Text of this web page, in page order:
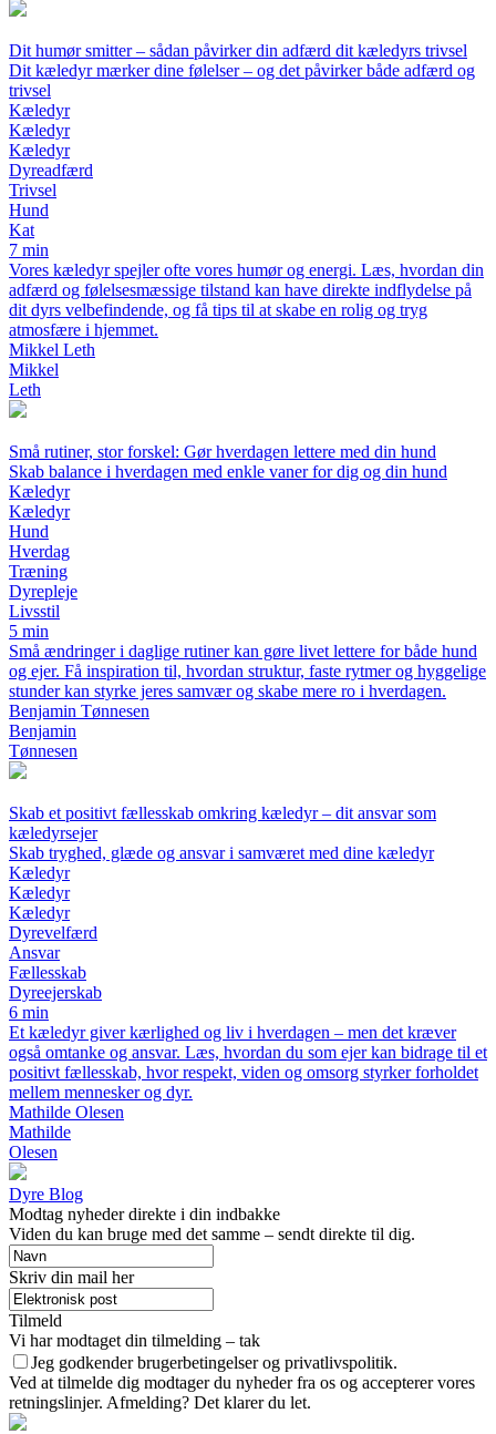
Dit humør smitter – sådan påvirker din adfærd dit kæledyrs trivsel
Dit kæledyr mærker dine følelser – og det påvirker både adfærd og
trivsel
Kæledyr
Kæledyr
Kæledyr
Dyreadfærd
Trivsel
Hund
Kat
7 min
Vores kæledyr spejler ofte vores humør og energi. Læs, hvordan din
adfærd og følelsesmæssige tilstand kan have direkte indflydelse på
dit dyrs velbefindende, og få tips til at skabe en rolig og tryg
atmosfære i hjemmet.
Mikkel Leth
Mikkel
Leth
Små rutiner, stor forskel: Gør hverdagen lettere med din hund
Skab balance i hverdagen med enkle vaner for dig og din hund
Kæledyr
Kæledyr
Hund
Hverdag
Træning
Dyrepleje
Livsstil
5 min
Små ændringer i daglige rutiner kan gøre livet lettere for både hund
og ejer. Få inspiration til, hvordan struktur, faste rytmer og hyggelige
stunder kan styrke jeres samvær og skabe mere ro i hverdagen.
Benjamin Tønnesen
Benjamin
Tønnesen
Skab et positivt fællesskab omkring kæledyr – dit ansvar som
kæledyrsejer
Skab tryghed, glæde og ansvar i samværet med dine kæledyr
Kæledyr
Kæledyr
Kæledyr
Dyrevelfærd
Ansvar
Fællesskab
Dyreejerskab
6 min
Et kæledyr giver kærlighed og liv i hverdagen – men det kræver
også omtanke og ansvar. Læs, hvordan du som ejer kan bidrage til et
positivt fællesskab, hvor respekt, viden og omsorg styrker forholdet
mellem mennesker og dyr.
Mathilde Olesen
Mathilde
Olesen
Dyre Blog
Modtag nyheder direkte i din indbakke
Viden du kan bruge med det samme – sendt direkte til dig.
Skriv din mail her
Tilmeld
Vi har modtaget din tilmelding – tak
Jeg godkender brugerbetingelser og privatlivspolitik.
Ved at tilmelde dig modtager du nyheder fra os og accepterer vores
retningslinjer. Afmelding? Det klarer du let.